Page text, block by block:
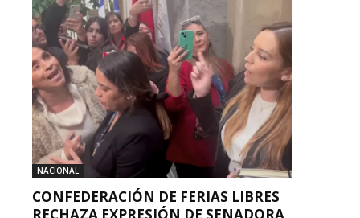
NACIONAL
CONFEDERACIÓN DE FERIAS LIBRES